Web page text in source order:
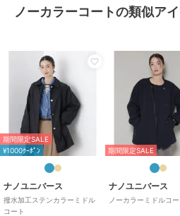
了承下さい。
※光の当たり具合や撮影環境により色味
※こちらの商品は、アウトレット店舗で
店舗へお問い合わせの際はアウトレッ
パー店舗での取り扱いはございません
【ブルーグレー、Ｄ.ネイビー】
【グレージュのみ】model1: model:
期間限定セール開催中
ノーカラーコートの類似ア
期間限定SALE
¥1000ｸｰﾎﾟﾝ
ナノユニバース
撥水加工ステンカラーミドル
コート
期間限定SALE
ナノユニバース
ノーカラーミドルコー